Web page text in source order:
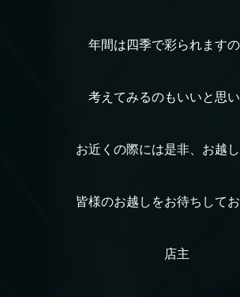
年間は四季で彩られます
考えてみるのもいいと思
お近くの際には是非、お越
皆様のお越しをお待ちして
店主